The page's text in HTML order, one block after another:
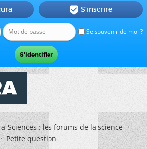
Se souvenir de moi ?
 S'inscrire
Sciences : les forums de la science
Petite question